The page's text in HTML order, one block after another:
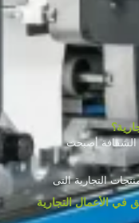
الشفافة أصبحت
التجارية التى
في الأعمال التجارية